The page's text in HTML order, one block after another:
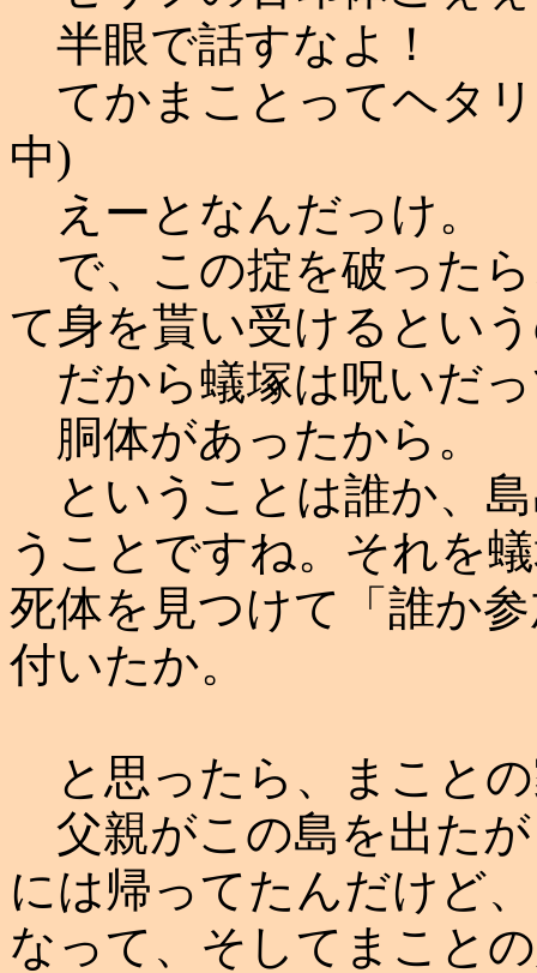
半眼で話すなよ！
てかまことってヘタ
中)
えーとなんだっけ。
で、この掟を破った
て身を貰い受けるとい
だから蟻塚は呪いだ
胴体があったから。
ということは誰か、
うことですね。それを
死体を見つけて「誰か
付いたか。
と思ったら、まこと
父親がこの島を出た
には帰ってたんだけど
なって、そしてまこと